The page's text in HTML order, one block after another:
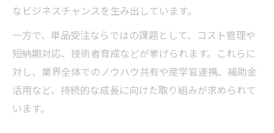
なビジネスチャンスを生み出しています。
一方で、単品受注ならではの課題として、コスト管理や
短納期対応、技術者育成などが挙げられます。これらに
対し、業界全体でのノウハウ共有や産学官連携、補助金
活用など、持続的な成長に向けた取り組みが求められて
います。